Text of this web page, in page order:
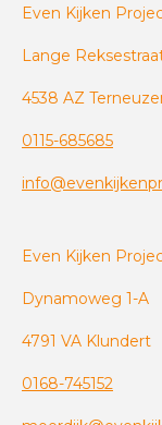
Even Kijken
Lange Reksestraat
4538 AZ
0115-685685
Even Kijken
Dynamoweg 1-A
4791 VA Klundert
0168-745152